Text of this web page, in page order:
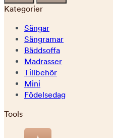
Kategorier
Sängar
Sängramar
Bäddsoffa
Madrasser
Tillbehör
Mini
Födelsedag
Tools